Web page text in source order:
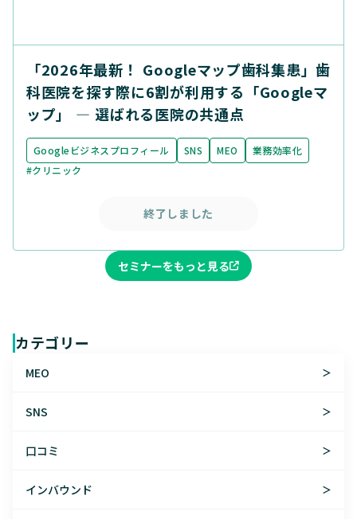
「2026年最新！ Googleマップ歯科集患」歯
科医院を探す際に6割が利用する「Googleマ
ップ」 ― 選ばれる医院の共通点
Googleビジネスプロフィール SNS MEO
業務効率化
#クリニック
終了しました
セミナーをもっと見る
カテゴリー
MEO ＞
SNS ＞
口コミ ＞
インバウンド ＞